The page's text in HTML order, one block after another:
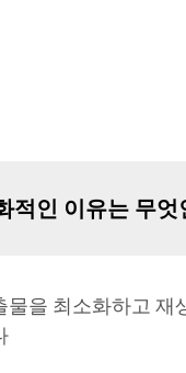
적인 이유는 무엇
을 최소화하고